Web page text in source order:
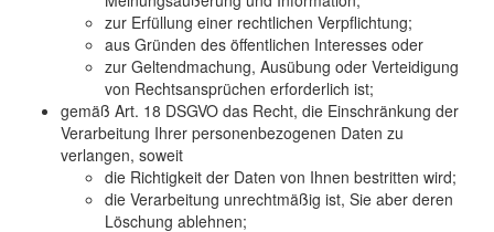
zur Erfüllung einer rechtlichen Verpflichtung;
aus Gründen des öffentlichen Interesses oder
zur Geltendmachung, Ausübung oder Verteidigung
von Rechtsansprüchen erforderlich ist;
gemäß Art. 18 DSGVO das Recht, die Einschränkung der
Verarbeitung Ihrer personenbezogenen Daten zu
verlangen, soweit
die Richtigkeit der Daten von Ihnen bestritten wird;
die Verarbeitung unrechtmäßig ist, Sie aber deren
Löschung ablehnen;